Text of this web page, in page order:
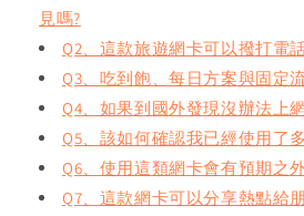
見嗎?
Q2、這款旅遊網卡可以撥打電
Q3、吃到飽、每日方案與固定
Q4、如果到國外發現沒辦法上
Q5、該如何確認我已經使用了
Q6、使用這類網卡會有預期之
Q7、這款網卡可以分享熱點給